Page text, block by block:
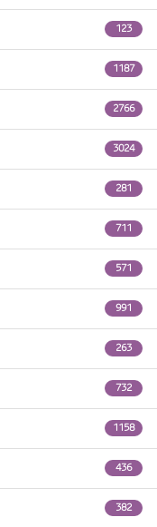
123
1187
2766
3024
281
711
571
991
263
732
1158
436
382